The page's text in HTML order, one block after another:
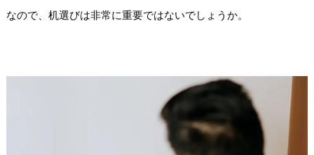
なので、机選びは非常に重要ではないでしょうか。